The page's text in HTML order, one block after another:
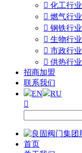
 化工行业
 燃气行业
 钢铁行业
 生物行业
 市政行业
 供热行业
招商加盟
联系我们
EN
RU

首页